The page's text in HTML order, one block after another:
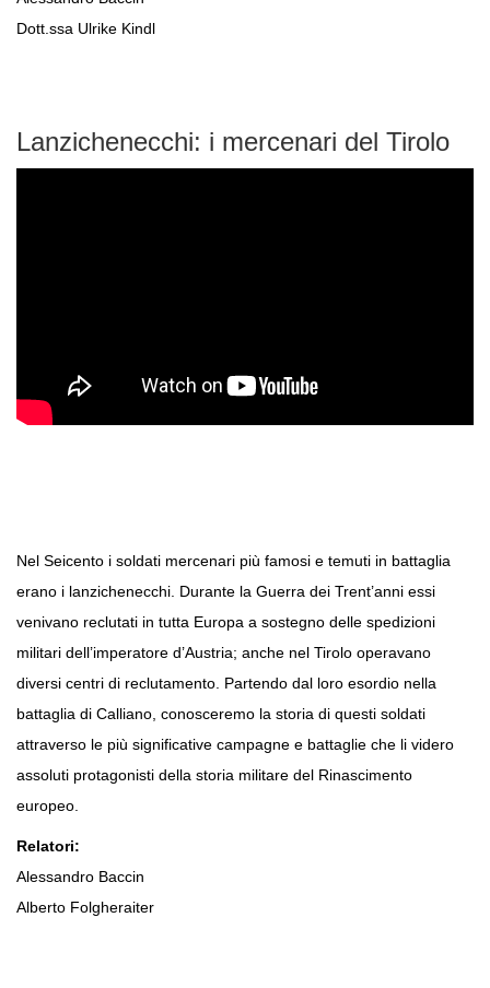
Dott.ssa Ulrike Kindl
Lanzichenecchi: i mercenari del Tirolo
Nel Seicento i soldati mercenari più famosi e temuti in battaglia
erano i lanzichenecchi. Durante la Guerra dei Trent’anni essi
venivano reclutati in tutta Europa a sostegno delle spedizioni
militari dell’imperatore d’Austria; anche nel Tirolo operavano
diversi centri di reclutamento. Partendo dal loro esordio nella
battaglia di Calliano, conosceremo la storia di questi soldati
attraverso le più significative campagne e battaglie che li videro
assoluti protagonisti della storia militare del Rinascimento
europeo.
Relatori:
Alessandro Baccin
Alberto Folgheraiter